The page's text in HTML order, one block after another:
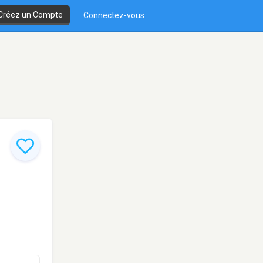
un Compte Connectez-vous